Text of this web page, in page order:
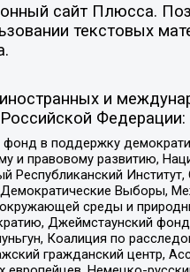
сайт Плюсса.
текстовых
и
Федерации:
в поддержку
и правовому развитию,
Республиканский
Выборы,
среды и
Джеймстаунский
Коалиция по
гражданский центр,